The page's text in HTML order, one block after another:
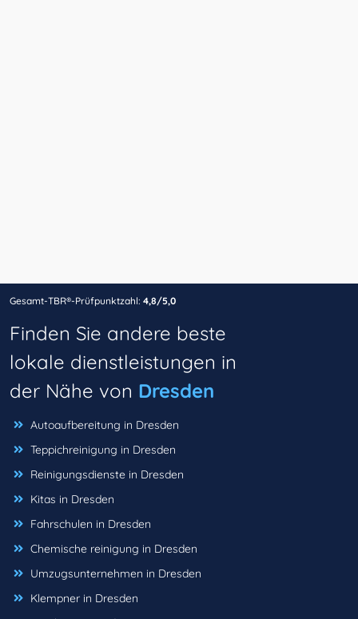
Gesamt-TBR®-Prüfpunktzahl: 4,8/5,0
Finden Sie andere beste
lokale dienstleistungen in
der Nähe von Dresden
Autoaufbereitung in Dresden
Teppichreinigung in Dresden
Reinigungsdienste in Dresden
Kitas in Dresden
Fahrschulen in Dresden
Chemische reinigung in Dresden
Umzugsunternehmen in Dresden
Klempner in Dresden